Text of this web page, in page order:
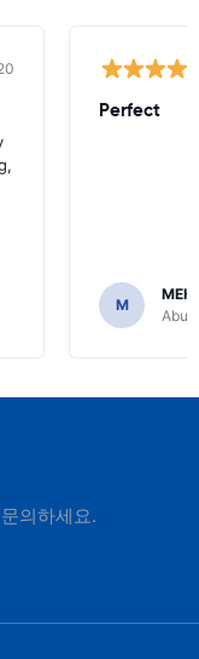
Perfect
M
Abu
의하세요.